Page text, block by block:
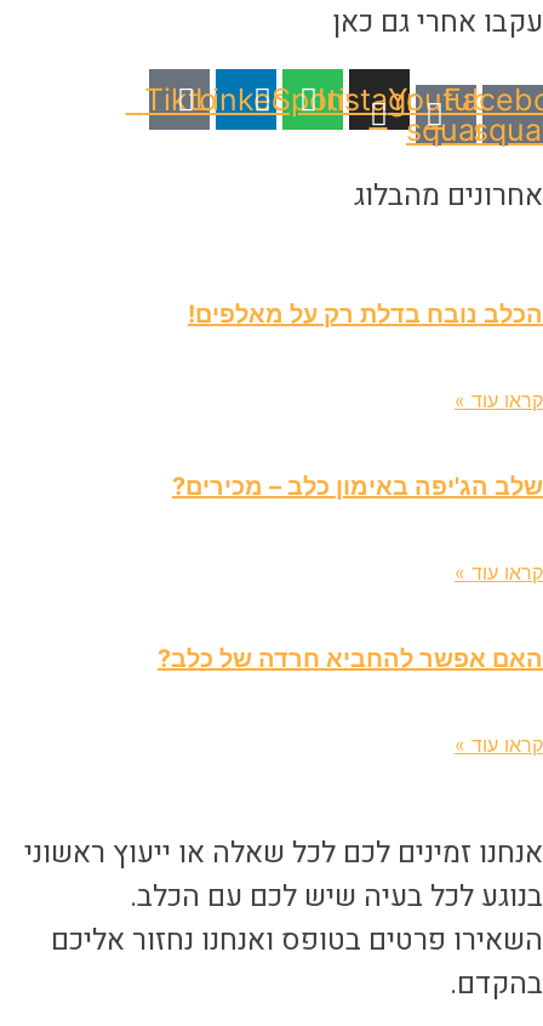
אחרי גם כאן
Youtube-
square
Instagram
Spotify
Linkedin
Tiktok
מהבלוג
נובח בדלת רק על מאלפים!
עוד »
הג'יפה באימון כלב – מכירים?
עוד »
אפשר להחביא חרדה של כלב?
עוד »
זמינים לכם לכל שאלה או ייעוץ ראשוני
לכל בעיה שיש לכם עם הכלב.
פרטים בטופס ואנחנו נחזור אליכם